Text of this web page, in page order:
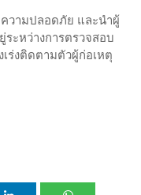
วามปลอดภัย และนำผู้
ะหว่างการตรวจสอบ
ร่งติดตามตัวผู้ก่อเหตุ